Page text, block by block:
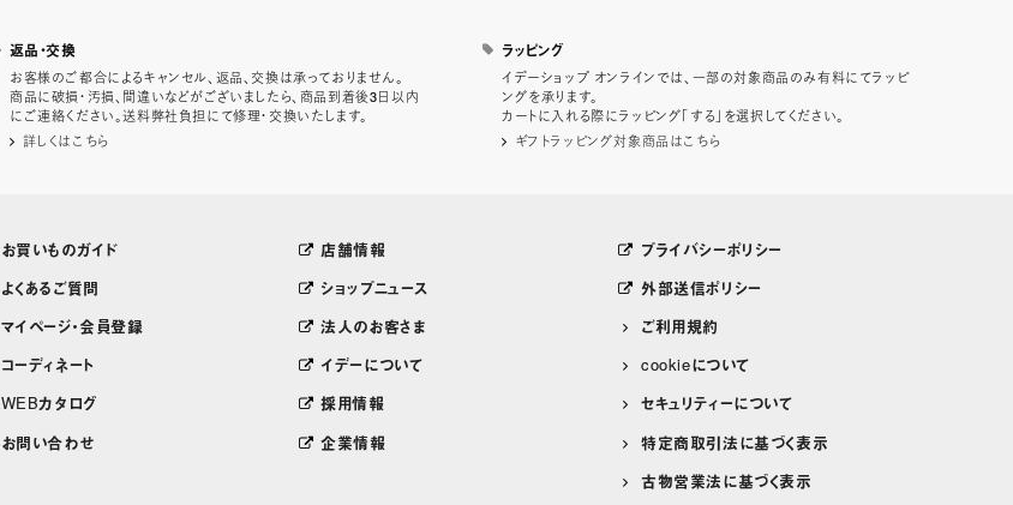
返品・交換
お客様のご都合によるキャンセル、返品、交換は承っておりません。
商品に破損・汚損、間違いなどがございましたら、商品到着後3日以内
にご連絡ください。送料弊社負担にて修理・交換いたします。
詳しくはこちら
ラッピング
イデーショップ オンラインでは、一部の対象商品のみ有料にてラッピ
ングを承ります。
カートに入れる際にラッピング「する」を選択してください。
ギフトラッピング対象商品はこちら
お買いものガイド
よくあるご質問
マイページ・会員登録
コーディネート
WEBカタログ
お問い合わせ
店舗情報
ショップニュース
法人のお客さま
イデーについて
採用情報
企業情報
プライバシーポリシー
外部送信ポリシー
ご利用規約
cookieについて
セキュリティーについて
特定商取引法に基づく表示
古物営業法に基づく表示